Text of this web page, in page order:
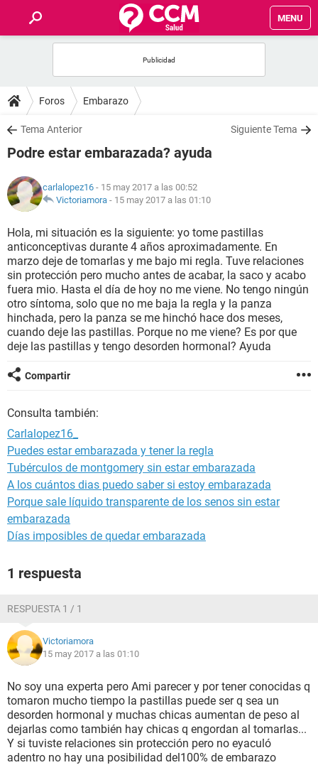
MENU
FOROS
SALUD
NUTRICIÓN
BIENESTAR
SEXUALIDAD
GLOSARIO
Foros Embarazo
Tema Anterior Siguiente Tema
Podre estar embarazada? ayuda
carlalopez16 - 15 may 2017 a las 00:52
Victoriamora - 15 may 2017 a las 01:10
Hola, mi situación es la siguiente: yo tome pastillas
anticonceptivas durante 4 años aproximadamente. En
marzo deje de tomarlas y me bajo mi regla. Tuve relaciones
sin protección pero mucho antes de acabar, la saco y acabo
fuera mio. Hasta el día de hoy no me viene. No tengo ningún
otro síntoma, solo que no me baja la regla y la panza
hinchada, pero la panza se me hinchó hace dos meses,
cuando deje las pastillas. Porque no me viene? Es por que
deje las pastillas y tengo desorden hormonal? Ayuda
Compartir
Consulta también:
Carlalopez16_
Puedes estar embarazada y tener la regla
Tubérculos de montgomery sin estar embarazada
A los cuántos dias puedo saber si estoy embarazada
Porque sale líquido transparente de los senos sin estar
embarazada
Días imposibles de quedar embarazada
1 respuesta
RESPUESTA 1 / 1
Victoriamora
15 may 2017 a las 01:10
No soy una experta pero Ami parecer y por tener conocidas q
tomaron mucho tiempo la pastillas puede ser q sea un
desorden hormonal y muchas chicas aumentan de peso al
dejarlas como también hay chicas q engordan al tomarlas...
Y si tuviste relaciones sin protección pero no eyaculó
adentro no hay una posibilidad del100% de embarazo